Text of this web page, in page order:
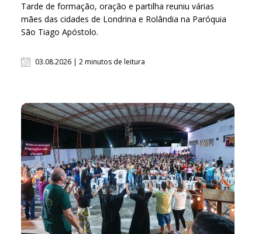
Tarde de formação, oração e partilha reuniu várias
mães das cidades de Londrina e Rolândia na Paróquia
São Tiago Apóstolo.
03.08.2026 | 2 minutos de leitura